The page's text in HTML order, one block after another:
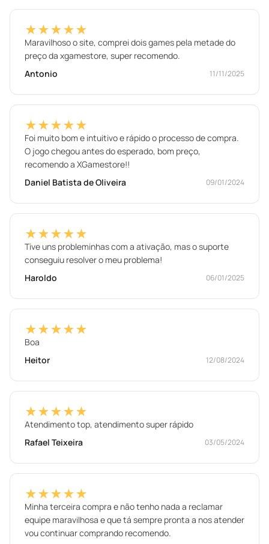
★★★★★
Maravilhoso o site, comprei dois games pela metade do
preço da xgamestore, super recomendo.
Antonio
11/11/2025
★★★★★
Foi muito bom e intuitivo e rápido o processo de compra.
O jogo chegou antes do esperado, bom preço,
recomendo a XGamestore!!
Daniel Batista de Oliveira
09/01/2024
★★★★★
Tive uns probleminhas com a ativação, mas o suporte
conseguiu resolver o meu problema!
Haroldo
06/01/2025
★★★★★
Boa
Heitor
12/08/2024
★★★★★
Atendimento top, atendimento super rápido
Rafael Teixeira
03/05/2024
★★★★★
Minha terceira compra e não tenho nada a reclamar
equipe maravilhosa e que tá sempre pronta a nos atender
vou continuar comprando recomendo.